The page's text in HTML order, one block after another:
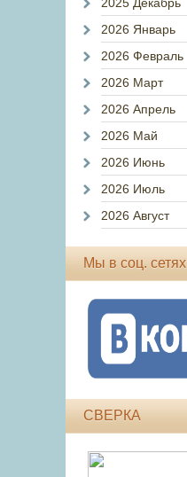
2026 Январь
2026 Февраль
2026 Март
2026 Апрель
2026 Май
2026 Июнь
2026 Июль
2026 Август
Мы в соц. сетях
СВЕРКА